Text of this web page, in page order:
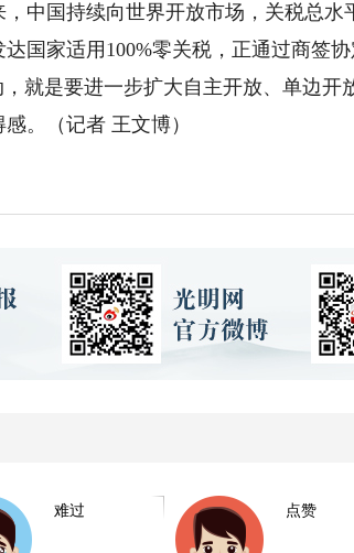
国持续向世界开放市场，关税总水
国家适用100%零关税，正通过商签
就是要进一步扩大自主开放、单边开
。（记者 王文博）
难过 点赞